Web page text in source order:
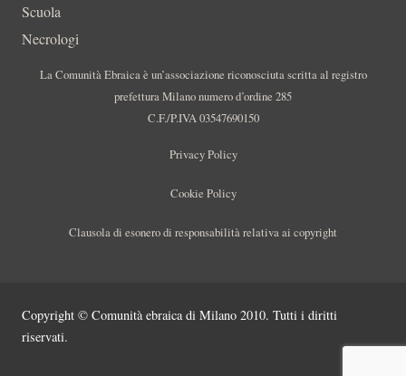
Scuola
Necrologi
La Comunità Ebraica è un’associazione riconosciuta scritta al registro
prefettura Milano numero d’ordine 285
C.F./P.IVA 03547690150
Privacy Policy
Cookie Policy
Clausola di esonero di responsabilità relativa ai copyright
Copyright © Comunità ebraica di Milano 2010. Tutti i diritti
riservati.